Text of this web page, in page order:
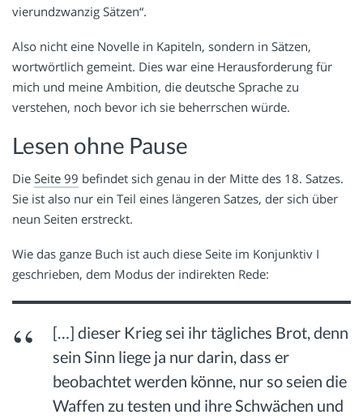
vierundzwanzig Sätzen“.
Also nicht eine Novelle in Kapiteln, sondern in Sätzen,
wortwörtlich gemeint. Dies war eine Herausforderung für
mich und meine Ambition, die deutsche Sprache zu
verstehen, noch bevor ich sie beherrschen würde.
Lesen ohne Pause
Die Seite 99 befindet sich genau in der Mitte des 18. Satzes.
Sie ist also nur ein Teil eines längeren Satzes, der sich über
neun Seiten erstreckt.
Wie das ganze Buch ist auch diese Seite im Konjunktiv I
geschrieben, dem Modus der indirekten Rede:
[…] dieser Krieg sei ihr tägliches Brot, denn
sein Sinn liege ja nur darin, dass er
beobachtet werden könne, nur so seien die
Waffen zu testen und ihre Schwächen und